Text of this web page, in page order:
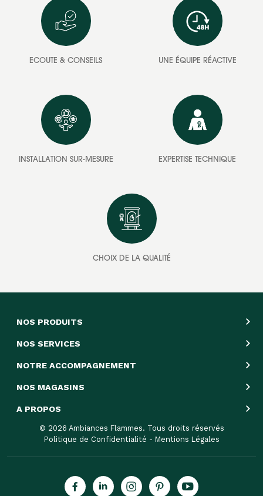
ECOUTE & CONSEILS UNE ÉQUIPE RÉACTIVE
INSTALLATION SUR-MESURE EXPERTISE TECHNIQUE
CHOIX DE LA QUALITÉ
NOS PRODUITS
NOS SERVICES
NOTRE ACCOMPAGNEMENT
NOS MAGASINS
A PROPOS
© 2026 Ambiances Flammes. Tous droits réservés
Politique de Confidentialité - Mentions Légales